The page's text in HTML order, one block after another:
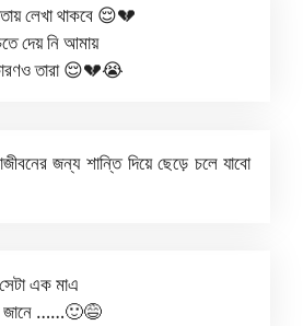
লেখা থাকবে 😌💔
দেয় নি আমায়
তারা 😌💔😭
জন্য শান্তি দিয়ে ছেড়ে চলে যাবো
এক মাএ
জানে ……🙂😅